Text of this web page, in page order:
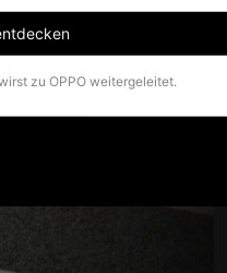
zu OPPO weitergeleitet.